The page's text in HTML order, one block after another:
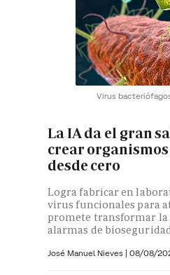
Virus
La IA da el gran
crear
desde cero
Logra fabricar en
virus funcionales para
promete transformar la
alarmas de
José Manuel Nieves | 08/08/